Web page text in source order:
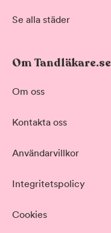
Behandling
Akut tandvård
Grundlig kontroll av
Professionell rengöring
Skonsam blekning för
Se alla städer
Om Tandläkare.se
Om oss
Kontakta oss
Användarvillkor
Integritetspolicy
Cookies